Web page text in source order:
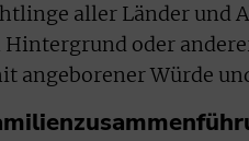
aller Länder und
oder
angeborener Würde